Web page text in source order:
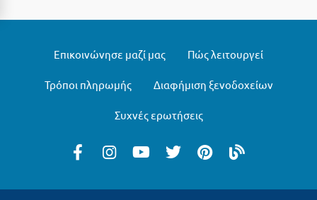
Λουτρά Υπάτης
Λουτράκι
Επικοινώνησε μαζί μας Πώς λειτουργεί
Τρόποι πληρωμής Διαφήμιση ξενοδοχείων
Συχνές ερωτήσεις